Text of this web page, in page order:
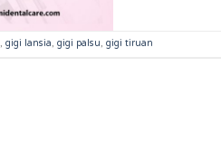
, gigi lansia, gigi palsu, gigi tiruan